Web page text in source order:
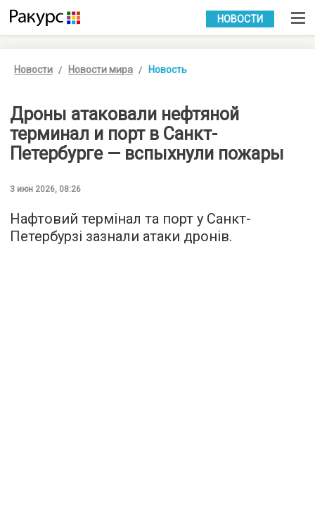
УКР РУС
НОВОСТИ
Новости Новости мира Новость
Дроны атаковали нефтяной
терминал и порт в Санкт-
Петербурге — вспыхнули пожары
3 июн 2026, 08:26
Нафтовий термінал та порт у Санкт-
Петербурзі зазнали атаки дронів.